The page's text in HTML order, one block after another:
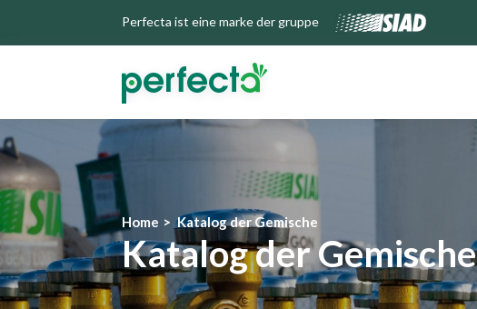
Perfecta ist eine marke der gruppe
Home Katalog der Gemische
Katalog der Gemische